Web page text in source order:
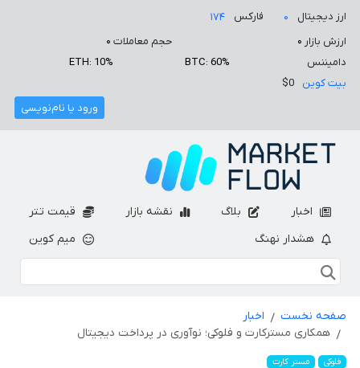
ارز دیجیتال ۰ فارکس
۱۷۴
ارزش بازار ۰ حجم معاملات ۰
دامیننس
BTC: 60%
ETH: 10%
بیت کوین
$0
ورود یا نام‌نویسی
اخبار بلاگ نقشه بازار
قیمت تتر
هشدار نهنگ
میم کوین
صفحه نخست
اخبار
همکاری مسترکارت و فلوکی؛ نوآوری در پرداخت دیجیتال
فلوکی مستر کارت